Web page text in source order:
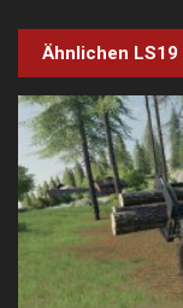
Ähnlichen LS19